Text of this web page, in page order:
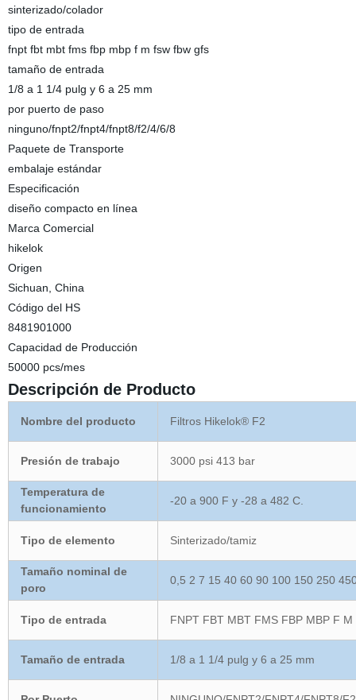
sinterizado/colador
tipo de entrada
fnpt fbt mbt fms fbp mbp f m fsw fbw gfs
tamaño de entrada
1/8 a 1 1/4 pulg y 6 a 25 mm
por puerto de paso
ninguno/fnpt2/fnpt4/fnpt8/f2/4/6/8
Paquete de Transporte
embalaje estándar
Especificación
diseño compacto en línea
Marca Comercial
hikelok
Origen
Sichuan, China
Código del HS
8481901000
Capacidad de Producción
50000 pcs/mes
Descripción de Producto
Nombre del producto Filtros Hikelok® F2
Presión de trabajo 3000psi 413 bar
Temperatura de
funcionamiento
-20 a 900 F y -28 a 482 C.
Tipo de elemento Sinterizado/tamiz
Tamaño nominal de
poro
0,5 2 7 15 40 60 90 100 150 250
Tipo de entrada FNPT FBT MBT FMS FBP MBP F
Tamaño de entrada 1/8 a 1 1/4 pulg y 6 a 25 mm